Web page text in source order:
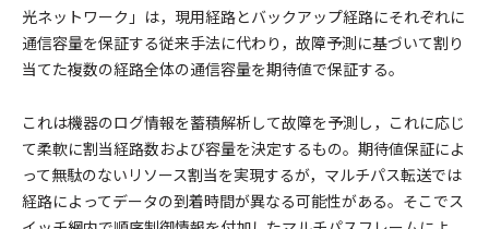
光ネットワーク」は，現用経路とバックアップ経路にそれぞれに
通信容量を保証する従来手法に代わり，故障予測に基づいて割り
当てた複数の経路全体の通信容量を期待値で保証する。
これは機器のログ情報を蓄積解析して故障を予測し，これに応じ
て柔軟に割当経路数および容量を決定するもの。期待値保証によ
って無駄のないリソース割当を実現するが，マルチパス転送では
経路によってデータの到着時間が異なる可能性がある。そこでス